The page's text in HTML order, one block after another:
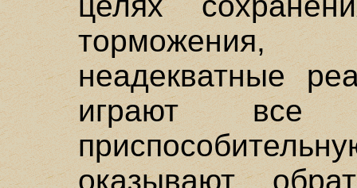
торможения,
неадекватные
играют все
оказывают